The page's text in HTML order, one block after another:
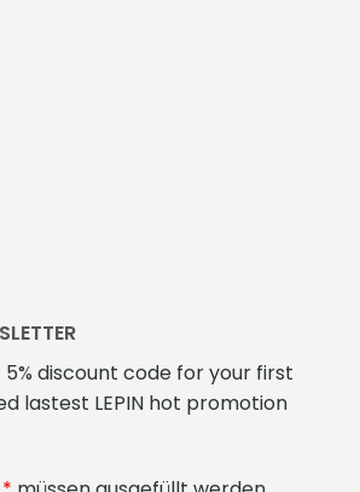
5% discount code for your first
lastest LEPIN hot promotion